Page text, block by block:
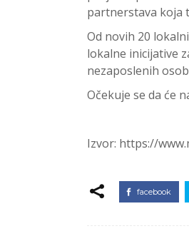
partnerstava koja
Od novih 20
lokalne inicijative
nezaposlenih
Očekuje se da će
Izvor: https://
facebook